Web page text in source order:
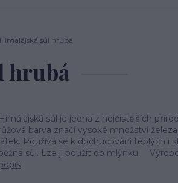
Himalájská sůl hrubá
hrubá
Himálajská sůl je jedna z nejčistějších
barva značí vysoké množství
Používá se k dochucování teplých i
sůl. Lze ji použít do mlýnku.